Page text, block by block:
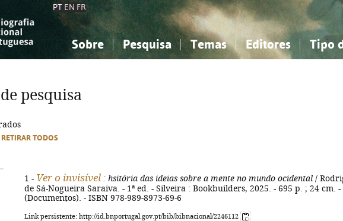
PT EN FR
Sobre Pesquisa Temas
Ciências sociais...
Editores Tipo
Ciências sociais...
pesquisa
RETIRAR TODOS
1 - Ver o invisível : hsitória das ideias sobre a mente no mundo ocidental /
de Sá-Nogueira Saraiva. - 1ª ed. - Silveira : Bookbuilders, 2025. - 695 p. ; 24 cm. -
(Documentos). - ISBN 978-989-8973-69-6
Link persistente: http://id.bnportugal.gov.pt/bib/bibnacional/2246112